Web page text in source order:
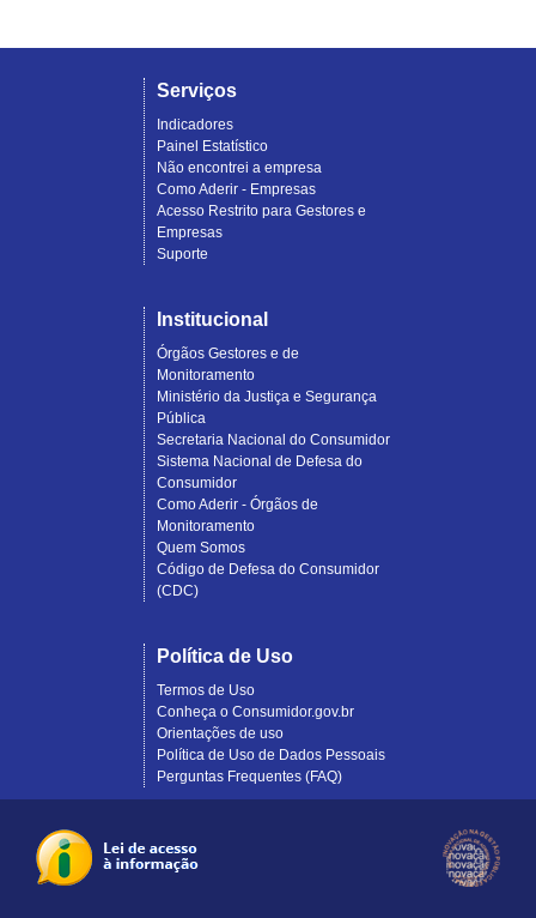
Serviços
Indicadores
Painel Estatístico
Não encontrei a empresa
Como Aderir - Empresas
Acesso Restrito para Gestores e
Empresas
Suporte
Institucional
Órgãos Gestores e de
Monitoramento
Ministério da Justiça e Segurança
Pública
Secretaria Nacional do Consumidor
Sistema Nacional de Defesa do
Consumidor
Como Aderir - Órgãos de
Monitoramento
Quem Somos
Código de Defesa do Consumidor
(CDC)
Política de Uso
Termos de Uso
Conheça o Consumidor.gov.br
Orientações de uso
Política de Uso de Dados Pessoais
Perguntas Frequentes (FAQ)